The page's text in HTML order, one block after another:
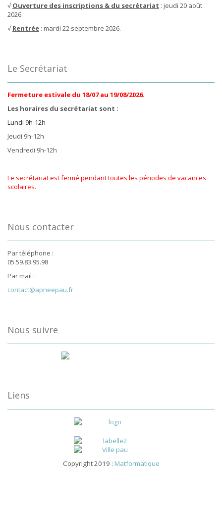
√Ouverture des inscriptions & du secrétariat : jeudi 20 août
2026.
√Rentrée : mardi 22 septembre 2026.
Le Secrétariat
Fermeture estivale du 18/07 au 19/08/2026.
Les horaires du secrétariat sont :
Lundi 9h-12h
Jeudi 9h-12h
Vendredi 9h-12h
Le secrétariat est fermé pendant toutes les périodes de vacances
scolaires.
Nous contacter
Par téléphone :
05.59.83.95.98
Par mail :
contact@apneepau.fr
Nous suivre
Liens
Copyright 2019 : Matformatique